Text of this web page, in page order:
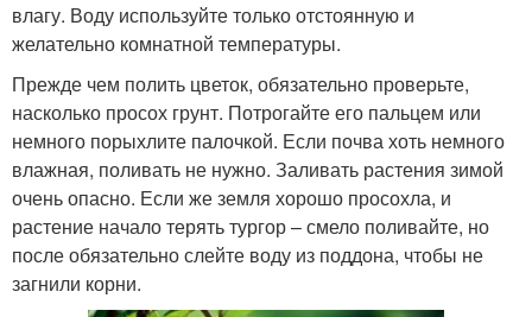
влагу. Воду используйте только отстоянную и
желательно комнатной температуры.
Прежде чем полить цветок, обязательно проверьте,
насколько просох грунт. Потрогайте его пальцем или
немного порыхлите палочкой. Если почва хоть немного
влажная, поливать не нужно. Заливать растения зимой
очень опасно. Если же земля хорошо просохла, и
растение начало терять тургор – смело поливайте, но
после обязательно слейте воду из поддона, чтобы не
загнили корни.